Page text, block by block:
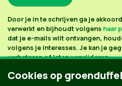
Door je in te schrijven ga je
verwerkt en bijhoudt volgens haar
dat je e-mails wilt ontvangen,
volgens je interesses. Je kan je
verbeteren of laten verwijderen.
Cookies op